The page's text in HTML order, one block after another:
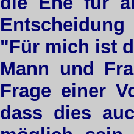
"Für mich ist
Mann und
Frage einer
dass dies